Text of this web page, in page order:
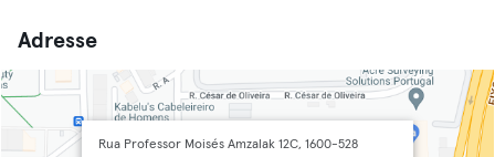
Adresse
Rua Professor Moisés Amzalak 12C, 1600-528